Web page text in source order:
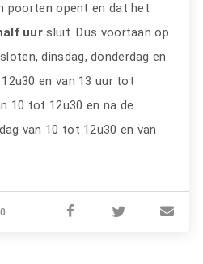
poorten opent en dat het
uur sluit. Dus voortaan op
dinsdag, donderdag en
en van 13 uur tot
10 tot 12u30 en na de
van 10 tot 12u30 en van